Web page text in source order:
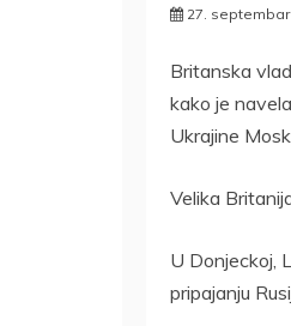
27. septembar
Britanska
kako je
Ukrajine
Velika
U Donjeckoj,
pripajanju